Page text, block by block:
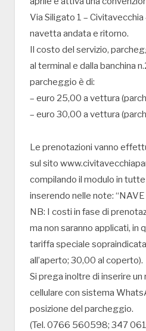
Via Siligato 1 –
navetta andata e ritorno.
Il costo del servizio,
al terminal e dalla banchina
parcheggio è di:
– euro 25,00 a vettura
– euro 30,00 a vettura
Le prenotazioni vanno
sul sito
compilando il modulo in
inserendo nelle note:
NB: I costi in fase di
ma non saranno applicati, in
tariffa speciale
all’aperto; 30,00 al coperto).
Si prega inoltre di inserire
cellulare con sistema
posizione del parcheggio.
(Tel. 0766 560598; 347